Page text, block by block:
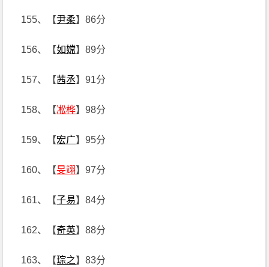
155、【尹柔】86分
156、【如嫦】89分
157、【茜丞】91分
158、【凇桦】98分
159、【宏广】95分
160、【旻翊】97分
161、【子易】84分
162、【奇英】88分
163、【琮之】83分